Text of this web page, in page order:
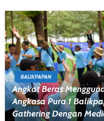
BALIKPAPAN
Angkat Beras
Angkasa Pura 1
Gathering Dengan